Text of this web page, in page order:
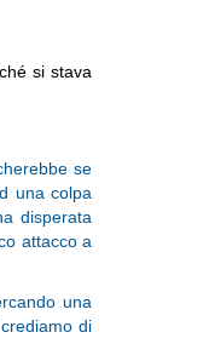
si stava
se
una colpa
disperata
attacco a
una
di